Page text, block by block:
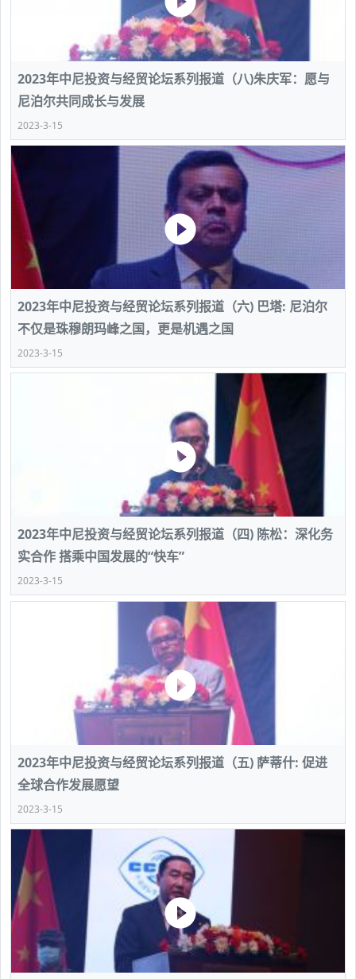
2023年中尼投资与经贸论坛系列报道（八)朱庆军：愿与
尼泊尔共同成长与发展
2023-3-15
2023年中尼投资与经贸论坛系列报道（六) 巴塔: 尼泊尔
不仅是珠穆朗玛峰之国，更是机遇之国
2023-3-15
2023年中尼投资与经贸论坛系列报道（四) 陈松：深化务
实合作 搭乘中国发展的“快车”
2023-3-15
2023年中尼投资与经贸论坛系列报道（五) 萨蒂什: 促进
全球合作发展愿望
2023-3-15